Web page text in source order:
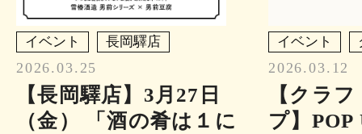
イベント 長岡驛店
2026.03.25
【長岡驛店】3月27日
（金） 「酒の肴は１に
イベント
2026.03.12
【クラ
プ】POP